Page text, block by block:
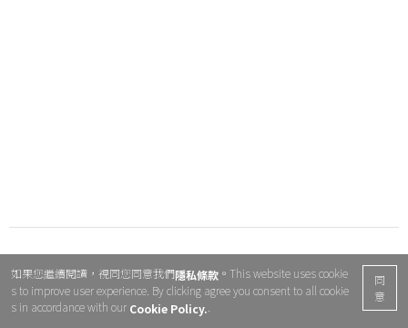
同
意
如果您繼續閱讀，視同您同意我們隱私條款 。This website uses cookie
s to improve user experience. By clicking agree you consent to all cookie
s in accordance with our Cookie Policy.